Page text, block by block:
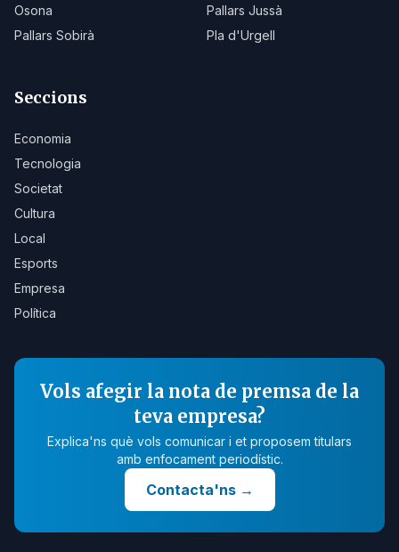
Osona
Pallars Jussà
Pallars Sobirà
Pla d'Urgell
Seccions
Economia
Tecnologia
Societat
Cultura
Local
Esports
Empresa
Política
Vols afegir la nota de premsa de la
teva empresa?
Explica'ns què vols comunicar i et proposem titulars
amb enfocament periodístic.
Contacta'ns→